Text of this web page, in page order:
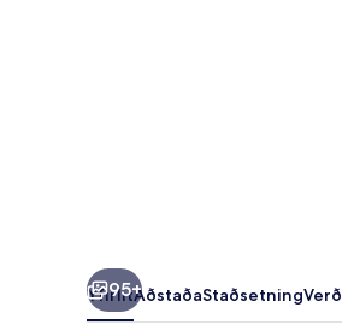
95+
YfirlitAðstaðaStaðsetningVerð